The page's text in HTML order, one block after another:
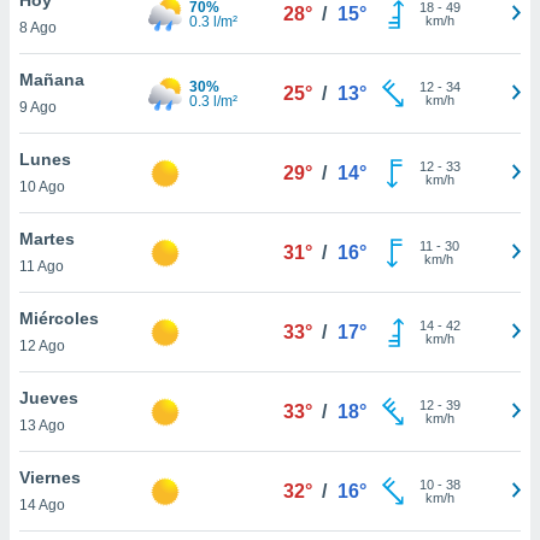
en
más
nuestra
de
cookies
aceptar
8 Ago
70%
0.3 l/m²
28° / 15° 18- 49
km/h
Mañana
9 Ago
30%
0.3 l/m²
25° / 13° 12- 34
km/h
Lunes
10 Ago
29° / 14° 12- 33
km/h
Martes
11 Ago
31° / 16° 11 - 30
km/h
Miércoles
12 Ago
33° / 17° 14- 42
km/h
Jueves
13 Ago
33° / 18° 12- 39
km/h
Viernes
14 Ago
32° / 16° 10- 38
km/h